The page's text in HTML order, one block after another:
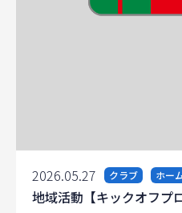
2026.05.27 クラブ ホー
地域活動【キックオフプ